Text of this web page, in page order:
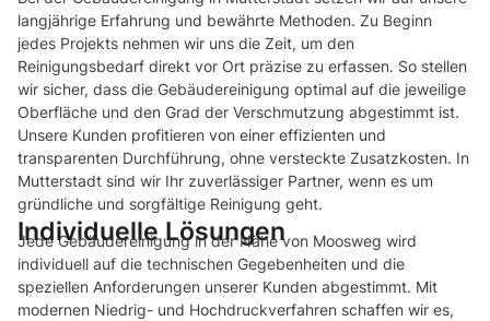
langjährige Erfahrung und bewährte Methoden. Zu Beginn
jedes Projekts nehmen wir uns die Zeit, um den
Reinigungsbedarf direkt vor Ort präzise zu erfassen. So stellen
wir sicher, dass die Gebäudereinigung optimal auf die jeweilige
Oberfläche und den Grad der Verschmutzung abgestimmt ist.
Unsere Kunden profitieren von einer effizienten und
transparenten Durchführung, ohne versteckte Zusatzkosten. In
Mutterstadt sind wir Ihr zuverlässiger Partner, wenn es um
gründliche und sorgfältige Reinigung geht.
Individuelle Lösungen
Jede Gebäudereinigung in der Nähe von Moosweg wird
individuell auf die technischen Gegebenheiten und die
speziellen Anforderungen unserer Kunden abgestimmt. Mit
modernen Niedrig- und Hochdruckverfahren schaffen wir es,